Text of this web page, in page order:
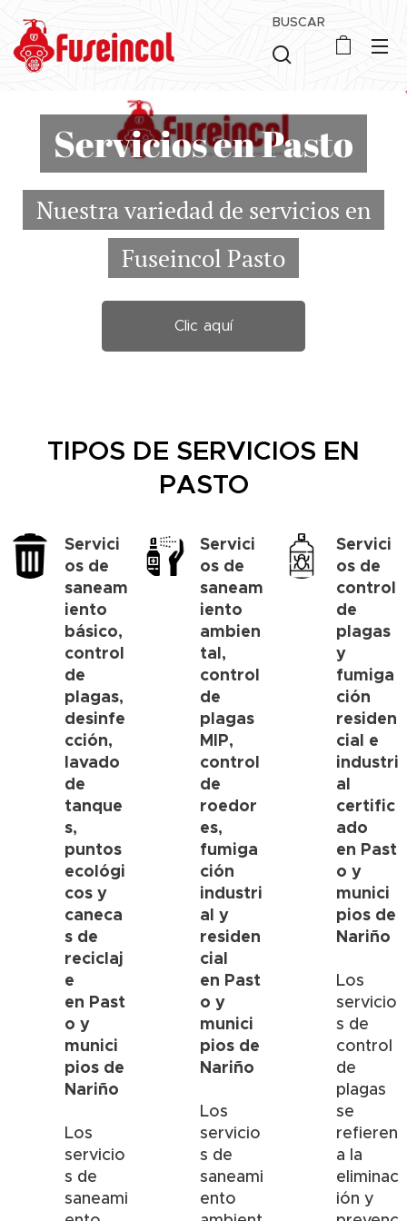
BUSCAR
Servicios en Pasto
Nuestra variedad de servicios en
Fuseincol Pasto
Clic aquí
TIPOS DE SERVICIOS EN
PASTO
Servici
os de
saneam
iento
básico,
control
de
plagas,
desinfe
cción,
lavado
de
tanque
s,
puntos
ecológi
cos y
caneca
s de
reciclaj
e
en Past
o y
munici
pios de
Nariño
Los
servicio
s de
saneami
Servici
os de
saneam
iento
ambien
tal,
control
de
plagas
MIP,
control
de
roedor
es,
fumiga
ción
industri
al y
residen
cial
en Past
o y
munici
pios de
Nariño
Los
servicio
s de
saneami
ento
Servici
os de
control
de
plagas
y
fumiga
ción
residen
cial e
industri
al
certific
ado
en Past
o y
munici
pios de
Nariño
Los
servicio
s de
control
de
plagas
se
refieren
a la
eliminac
ión y